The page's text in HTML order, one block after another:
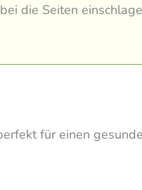
die Seiten
für einen